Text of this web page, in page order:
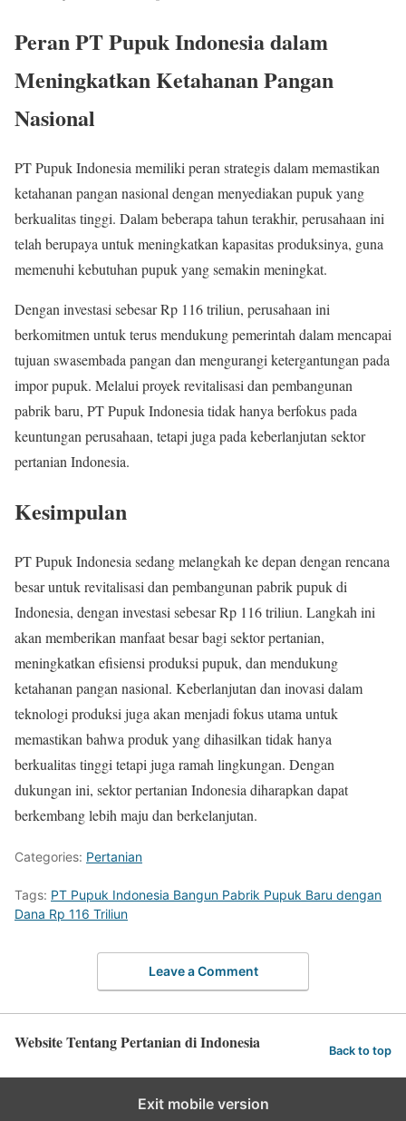
Peran PT Pupuk Indonesia dalam
Meningkatkan Ketahanan Pangan
Nasional
PT Pupuk Indonesia memiliki peran strategis dalam memastikan
ketahanan pangan nasional dengan menyediakan pupuk yang
berkualitas tinggi. Dalam beberapa tahun terakhir, perusahaan ini
telah berupaya untuk meningkatkan kapasitas produksinya, guna
memenuhi kebutuhan pupuk yang semakin meningkat.
Dengan investasi sebesar Rp 116 triliun, perusahaan ini
berkomitmen untuk terus mendukung pemerintah dalam mencapai
tujuan swasembada pangan dan mengurangi ketergantungan pada
impor pupuk. Melalui proyek revitalisasi dan pembangunan
pabrik baru, PT Pupuk Indonesia tidak hanya berfokus pada
keuntungan perusahaan, tetapi juga pada keberlanjutan sektor
pertanian Indonesia.
Kesimpulan
PT Pupuk Indonesia sedang melangkah ke depan dengan rencana
besar untuk revitalisasi dan pembangunan pabrik pupuk di
Indonesia, dengan investasi sebesar Rp 116 triliun. Langkah ini
akan memberikan manfaat besar bagi sektor pertanian,
meningkatkan efisiensi produksi pupuk, dan mendukung
ketahanan pangan nasional. Keberlanjutan dan inovasi dalam
teknologi produksi juga akan menjadi fokus utama untuk
memastikan bahwa produk yang dihasilkan tidak hanya
berkualitas tinggi tetapi juga ramah lingkungan. Dengan
dukungan ini, sektor pertanian Indonesia diharapkan dapat
berkembang lebih maju dan berkelanjutan.
Categories: Pertanian
Tags: PT Pupuk Indonesia Bangun Pabrik Pupuk Baru dengan
Dana Rp 116 Triliun
Leave a Comment
Website Tentang Pertanian di Indonesia Back to top
Exit mobile version